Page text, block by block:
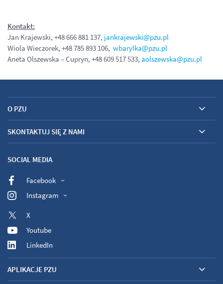
Kontakt:
Jan Krajewski, +48 666 881 137, jankrajewski@pzu.pl
Wiola Wieczorek, +48 785 893 106, wbarylka@pzu.pl
Aneta Olszewska – Cupryn, +48 609 517 533, aolszewska@pzu.pl
O PZU
SKONTAKTUJ SIĘ Z NAMI
SOCIAL MEDIA
Facebook
Instagram
X
Youtube
LinkedIn
APLIKACJE PZU